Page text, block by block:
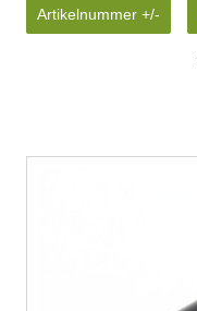
Artikelnummer +/-